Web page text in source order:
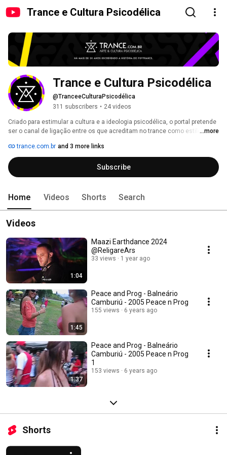
Trance e Cultura Psicodélica
Trance e Cultura Psicodélica
@TranceeCulturaPsicodélica
311 subscribers • 24 videos
Criado para estimular a cultura e a ideologia psicodélica, o portal pretende
ser o canal de ligação entre os que acreditam no trance como estilo de
informar, conectar e interagir o lado raiz da cena psicodélica.
...more
trance.com.br and 3 more links
Subscribe
Home Videos Shorts Search
Videos
1:04
Maazi Earthdance 2024
@ReligareArs
33 views 1 year ago
1:45
Peace and Prog - Balneário
Camburiú - 2005 Peace n Prog
155 views 6 years ago
1:37
Peace and Prog - Balneário
Camburiú - 2005 Peace n Prog
1
153 views 6 years ago
Shorts